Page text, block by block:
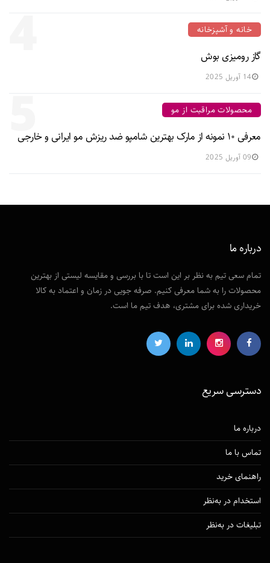
خانه و آشپزخانه
گاز رومیزی بوش
14 آوریل 2025
5 محصولات مراقبت از مو
معرفی ۱۰ نمونه از مارک بهترین شامپو ضد ریزش مو ایرانی و خارجی
09 آوریل 2025
درباره ما
تمام سعی تیم به نظر بر این است تا با بررسی و مقایسه لیستی از بهترین
محصولات را به شما معرفی کنیم. صرفه جویی در زمان و اعتماد به کالا
خریداری شده برای مشتری، هدف تیم ما است.
دسترسی‌ سریع
درباره ما
تماس با ما
راهنمای خرید
استخدام در به‌نظر
تبلیغات در به‌نظر